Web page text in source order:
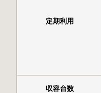
定期利用
収容台数